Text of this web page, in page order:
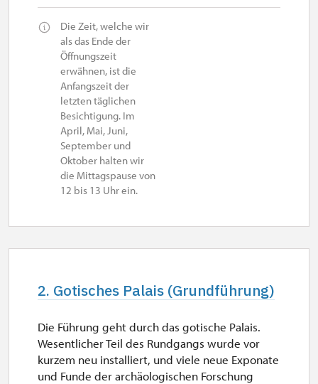
Die Zeit, welche wir
als das Ende der
Öffnungszeit
erwähnen, ist die
Anfangszeit der
letzten täglichen
Besichtigung. Im
April, Mai, Juni,
September und
Oktober halten wir
die Mittagspause von
12 bis 13 Uhr ein.
2. Gotisches Palais (Grundführung)
Die Führung geht durch das gotische Palais.
Wesentlicher Teil des Rundgangs wurde vor
kurzem neu installiert, und viele neue Exponate
und Funde der archäologischen Forschung